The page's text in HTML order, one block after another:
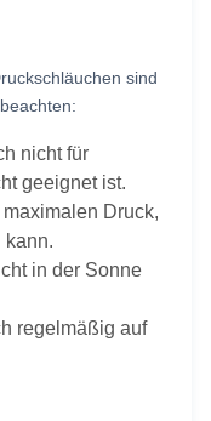
sind
nicht für
geeignet ist.
Druck,
kann.
in der Sonne
regelmäßig auf